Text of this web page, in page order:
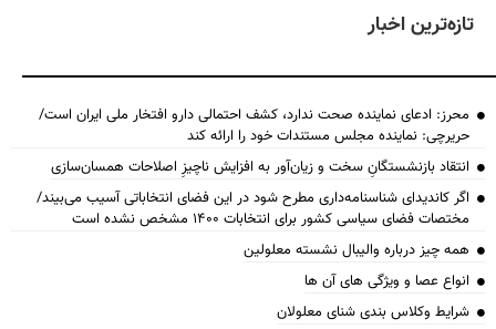
تازه‌ترین اخبار
محرز: ادعای نماینده صحت ندارد، کشف احتمالی دارو افتخار ملی ایران است/
حریرچی: نماینده مجلس مستندات خود را ارائه کند
انتقاد بازنشستگانِ سخت و زیان‌آور به افزایش ناچیزِ اصلاحات همسان‌سازی
اگر کاندیدای شناسنامه‌‎داری مطرح شود در این فضای انتخاباتی آسیب می‌بیند/
مختصات فضای سیاسی کشور برای انتخابات ۱۴۰۰ مشخص نشده است
همه چیز درباره والیبال نشسته معلولین
انواع عصا و ویژگی های آن ها
شرایط وکلاس بندی شنای معلولان